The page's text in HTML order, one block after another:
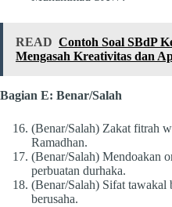
READ Contoh Soal SBdP
Mengasah Kreativitas dan
Bagian E: Benar/Salah
(Benar/Salah) Zakat fitrah
Ramadhan.
(Benar/Salah) Mendoakan
perbuatan durhaka.
(Benar/Salah) Sifat tawakal
berusaha.